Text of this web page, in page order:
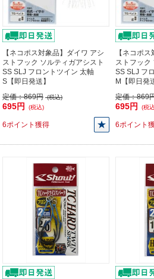
【ネコポス対象品】ダイワ アシ
ストフック ソルティガアシスト
SS SLJ フロントツイン 太軸
S【即日発送】
定価：869円 (税込)
695円 (税込)
6ポイント獲得
【ネコポ
ストフック
SS SLJ フ
M【即日発
定価：869
695円 (税
6ポイント